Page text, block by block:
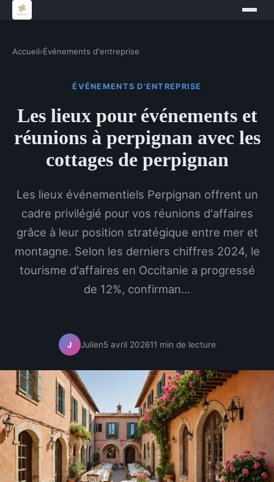
Accueil›Événements d'entreprise
ÉVÉNEMENTS D'ENTREPRISE
Les lieux pour événements et
réunions à perpignan avec les
cottages de perpignan
Les lieux événementiels Perpignan offrent un
cadre privilégié pour vos réunions d'affaires
grâce à leur position stratégique entre mer et
montagne. Selon les derniers chiffres 2024, le
tourisme d'affaires en Occitanie a progressé
de 12%, confirman...
J Julien5 avril 202611 min de lecture